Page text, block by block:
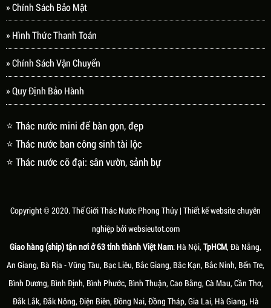
» Chính Sách Bảo Mật
» Hình Thức Thanh Toán
» Chính Sách Vận Chuyển
» Quy Định Bảo Hành
⭐ Thác nước mini để bàn gọn, đẹp
⭐ Thác nước ban công sinh tài lộc
⭐ Thác nước cỡ đại: sân vườn, sảnh bự
Copyright © 2020.Thế Giới Thác Nước Phong Thủy | Thiết kế website chuyên
nghiệp bởiwebsieutot.com
Giao hàng (ship) tận nơi ở 63 tỉnh thành Việt Nam: Hà Nội, TpHCM, Đà Nẵng,
An Giang, Bà Rịa - Vũng Tàu, Bạc Liêu, Bắc Giang, Bắc Kạn, Bắc Ninh, Bến Tre,
Bình Dương, Bình Định, Bình Phước, Bình Thuận, Cao Bằng, Cà Mau, Cần Thơ,
Đắk Lắk, Đắk Nông, Điện Biên, Đồng Nai, Đồng Tháp, Gia Lai, Hà Giang, Hà